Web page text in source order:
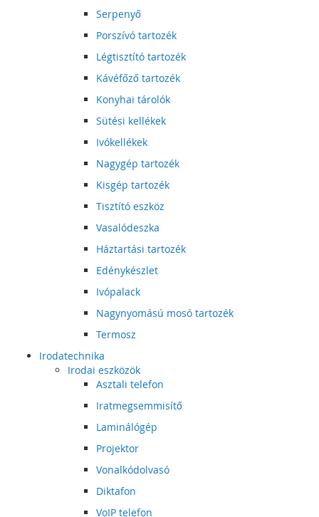
Serpenyő
Porszívó tartozék
Légtisztító tartozék
Kávéfőző tartozék
Konyhai tárolók
Sütési kellékek
Ivókellékek
Nagygép tartozék
Kisgép tartozék
Tisztító eszköz
Vasalódeszka
Háztartási tartozék
Edénykészlet
Ivópalack
Nagynyomású mosó tartozék
Termosz
Irodatechnika
Irodai eszközök
Asztali telefon
Iratmegsemmisítő
Laminálógép
Projektor
Vonalkódolvasó
Diktafon
VoIP telefon